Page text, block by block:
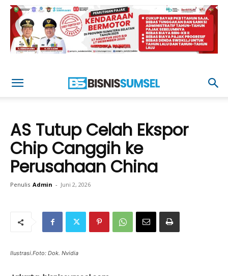
AS Tutup Celah Ekspor
Chip Canggih ke
Perusahaan China
Penulis Admin - Juni 2, 2026
Ilustrasi.Foto: Dok. Nvidia